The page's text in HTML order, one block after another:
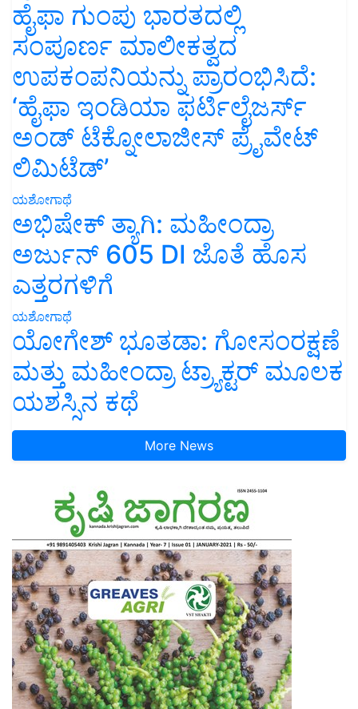
ಹೈಫಾ ಗುಂಪು ಭಾರತದಲ್ಲಿ
ಸಂಪೂರ್ಣ ಮಾಲೀಕತ್ವದ
ಉಪಕಂಪನಿಯನ್ನು ಪ್ರಾರಂಭಿಸಿದೆ:
‘ಹೈಫಾ ಇಂಡಿಯಾ ಫರ್ಟಿಲೈಜರ್ಸ್
ಅಂಡ್ ಟೆಕ್ನೋಲಾಜೀಸ್ ಪ್ರೈವೇಟ್
ಲಿಮಿಟೆಡ್’
ಯಶೋಗಾಥೆ
ಅಭಿಷೇಕ್ ತ್ಯಾಗಿ: ಮಹೀಂದ್ರಾ
ಅರ್ಜುನ್ 605 DI ಜೊತೆ ಹೊಸ
ಎತ್ತರಗಳಿಗೆ
ಯಶೋಗಾಥೆ
ಯೋಗೇಶ್ ಭೂತಡಾ: ಗೋಸಂರಕ್ಷಣೆ
ಮತ್ತು ಮಹೀಂದ್ರಾ ಟ್ರ್ಯಾಕ್ಟರ್ ಮೂಲಕ
ಯಶಸ್ಸಿನ ಕಥೆ
More News